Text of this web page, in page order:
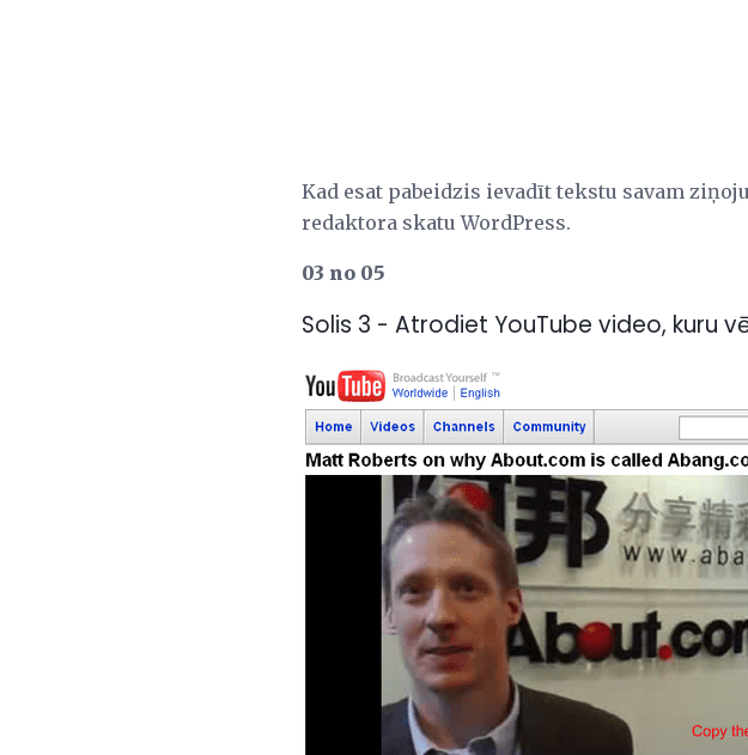
Kad esat pabeidzis ievadīt tekstu savam
redaktora skatu WordPress.
03 no 05
Solis 3 - Atrodiet YouTube video, kuru